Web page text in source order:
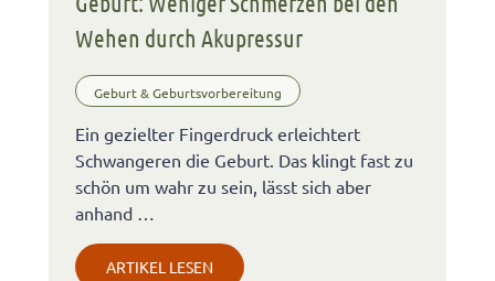
Wehen durch Akupressur
Geburt & Geburtsvorbereitung
Ein gezielter Fingerdruck erleichtert
Schwangeren die Geburt. Das klingt fast zu
schön um wahr zu sein, lässt sich aber
anhand …
ARTIKEL LESEN